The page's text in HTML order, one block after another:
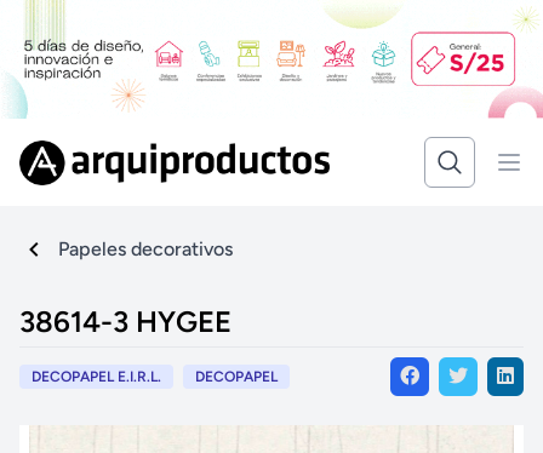
Papeles decorativos
38614-3 HYGEE
DECOPAPEL E.I.R.L. DECOPAPEL